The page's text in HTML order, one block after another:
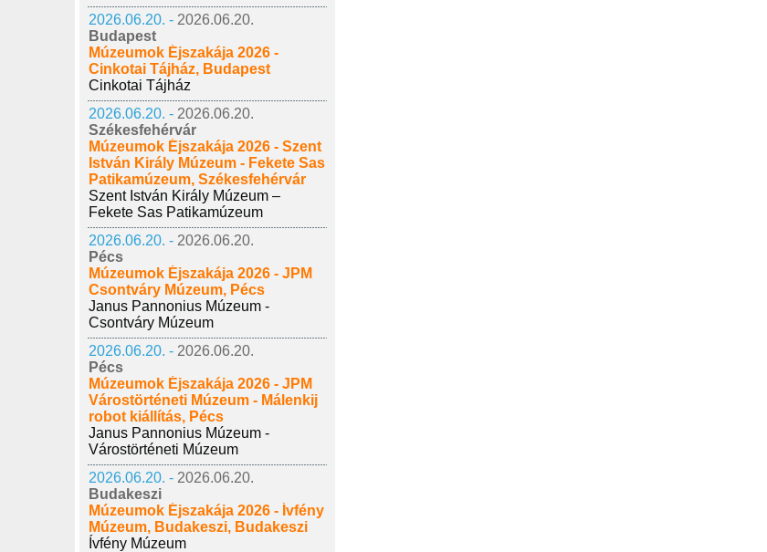
2026.06.20. - 2026.06.20.
Budapest
Múzeumok Éjszakája 2026 -
Cinkotai Tájház, Budapest
Cinkotai Tájház
2026.06.20. - 2026.06.20.
Székesfehérvár
Múzeumok Éjszakája 2026 - Szent
István Király Múzeum - Fekete Sas
Patikamúzeum, Székesfehérvár
Szent István Király Múzeum –
Fekete Sas Patikamúzeum
2026.06.20. - 2026.06.20.
Pécs
Múzeumok Éjszakája 2026 - JPM
Csontváry Múzeum, Pécs
Janus Pannonius Múzeum -
Csontváry Múzeum
2026.06.20. - 2026.06.20.
Pécs
Múzeumok Éjszakája 2026 - JPM
Várostörténeti Múzeum - Málenkij
robot kiállítás, Pécs
Janus Pannonius Múzeum -
Várostörténeti Múzeum
2026.06.20. - 2026.06.20.
Budakeszi
Múzeumok Éjszakája 2026 - Ívfény
Múzeum, Budakeszi, Budakeszi
Ívfény Múzeum